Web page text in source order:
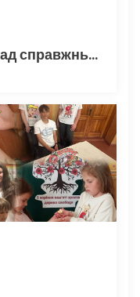
Наші колишні учні-приклад справжнього патріотизму, честі та любові до Батьківщини.